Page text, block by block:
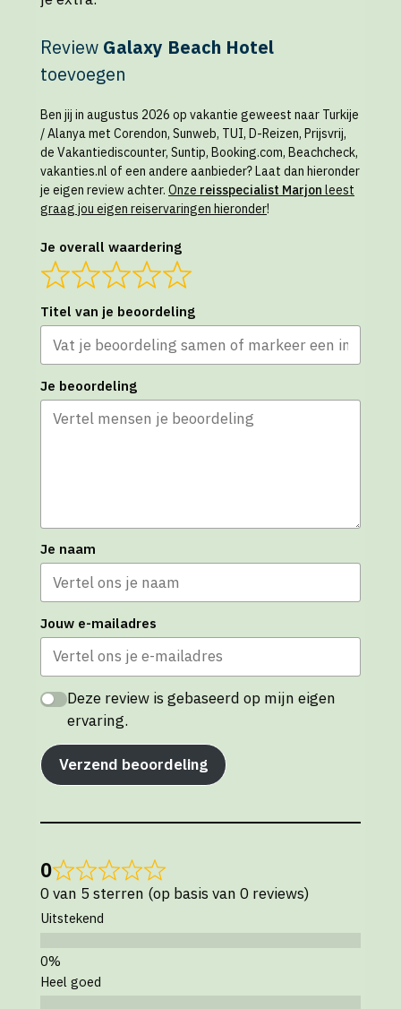
Review Galaxy Beach Hotel
toevoegen
Ben jij in augustus 2026 op vakantie geweest naar Turkije
/ Alanya met Corendon, Sunweb, TUI, D-Reizen, Prijsvrij,
de Vakantiediscounter, Suntip, Booking.com, Beachcheck,
vakanties.nl of een andere aanbieder? Laat dan hieronder
je eigen review achter. Onze reisspecialist Marjon leest
graag jou eigen reiservaringen hieronder!
Je overall waardering
Titel van je beoordeling
Je beoordeling
Je naam
Jouw e-mailadres
Deze review is gebaseerd op mijn eigen
ervaring.
Verzend beoordeling
0
0 van 5 sterren (op basis van 0 reviews)
Uitstekend
Heel goed